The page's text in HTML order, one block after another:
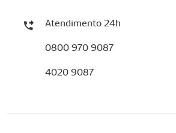
Atendimento 24h
0800 970 9087
4020 9087